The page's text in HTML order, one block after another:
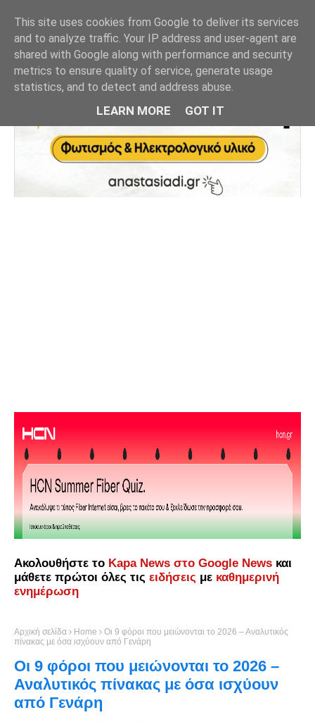
Ακολουθήστε το Kapa News στο Google News και
μάθετε πρώτοι όλες τις ειδήσεις με καθημερινή
ενημέρωση
Αρχική σελίδα Home
Οι 9 φόροι που μειώνονται το 2026 – Αναλυτικός
πίνακας με όσα ισχύουν από Γενάρη
Οι 9 φόροι που μειώνονται το 2026 –
Αναλυτικός πίνακας με όσα ισχύουν
από Γενάρη
This site uses cookies from Google to deliver its services
and to analyze traffic. Your IP address and user-agent are
shared with Google along with performance and security
metrics to ensure quality of service, generate usage
statistics, and to detect and address abuse.
LEARN MORE GOT IT